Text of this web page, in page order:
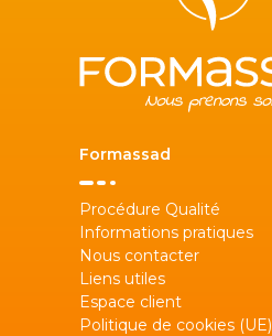
Formassad
Procédure Qualité
Informations pratiques
Nous contacter
Liens utiles
Espace client
Politique de cookies (UE)